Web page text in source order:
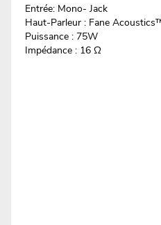
Entrée: Mono- Jack
Haut-Parleur : Fane
Puissance : 75W
Impédance : 16 Ω